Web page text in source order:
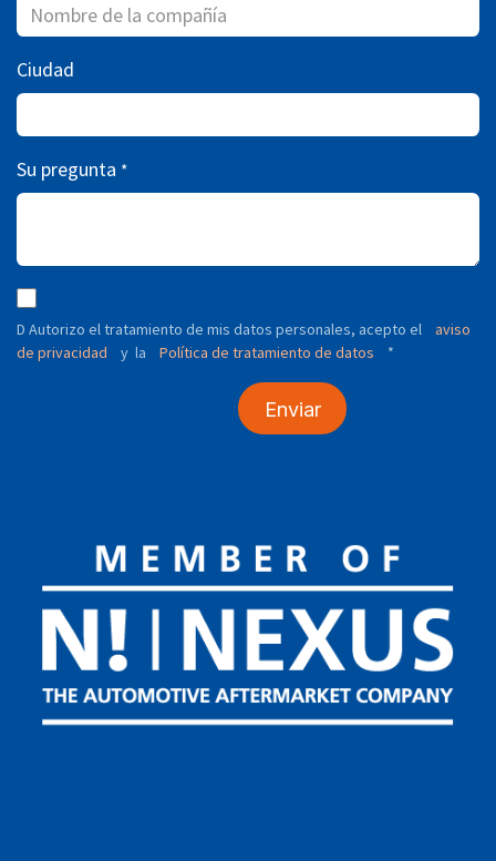
Ciudad
Su pregunta *
D Autorizo ​​el tratamiento de mis datos personales, acepto el
aviso
de privacidad
y la Política de tratamiento de datos *
Enviar